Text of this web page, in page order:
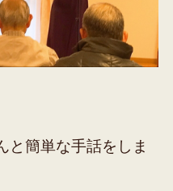
と簡単な手話をしま